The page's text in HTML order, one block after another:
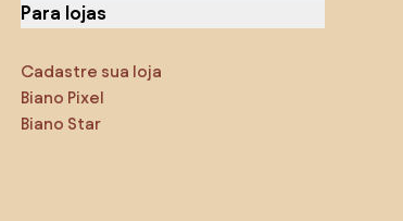
Para lojas
Cadastre sua loja
Biano Pixel
Biano Star